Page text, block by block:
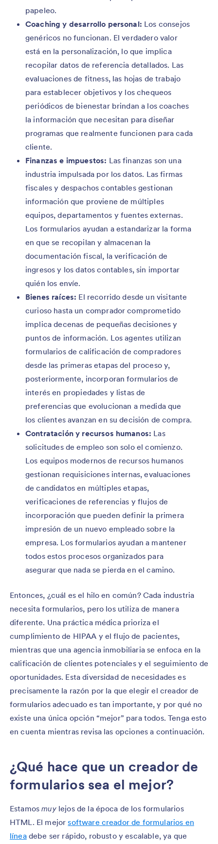
papeleo.
Coaching y desarrollo personal: Los consejos
genéricos no funcionan. El verdadero valor
está en la personalización, lo que implica
recopilar datos de referencia detallados. Las
evaluaciones de fitness, las hojas de trabajo
para establecer objetivos y los chequeos
periódicos de bienestar brindan a los coaches
la información que necesitan para diseñar
programas que realmente funcionen para cada
cliente.
Finanzas e impuestos: Las finanzas son una
industria impulsada por los datos. Las firmas
fiscales y despachos contables gestionan
información que proviene de múltiples
equipos, departamentos y fuentes externas.
Los formularios ayudan a estandarizar la forma
en que se recopilan y almacenan la
documentación fiscal, la verificación de
ingresos y los datos contables, sin importar
quién los envíe.
Bienes raíces: El recorrido desde un visitante
curioso hasta un comprador comprometido
implica decenas de pequeñas decisiones y
puntos de información. Los agentes utilizan
formularios de calificación de compradores
desde las primeras etapas del proceso y,
posteriormente, incorporan formularios de
interés en propiedades y listas de
preferencias que evolucionan a medida que
los clientes avanzan en su decisión de compra.
Contratación y recursos humanos: Las
solicitudes de empleo son solo el comienzo.
Los equipos modernos de recursos humanos
gestionan requisiciones internas, evaluaciones
de candidatos en múltiples etapas,
verificaciones de referencias y flujos de
incorporación que pueden definir la primera
impresión de un nuevo empleado sobre la
empresa. Los formularios ayudan a mantener
todos estos procesos organizados para
asegurar que nada se pierda en el camino.
Entonces, ¿cuál es el hilo en común? Cada industria
necesita formularios, pero los utiliza de manera
diferente. Una práctica médica prioriza el
cumplimiento de HIPAA y el flujo de pacientes,
mientras que una agencia inmobiliaria se enfoca en la
calificación de clientes potenciales y el seguimiento de
oportunidades. Esta diversidad de necesidades es
precisamente la razón por la que elegir el creador de
formularios adecuado es tan importante, y por qué no
existe una única opción “mejor” para todos. Tenga esto
en cuenta mientras revisa las opciones a continuación.
¿Qué hace que un creador de
formularios sea el mejor?
Estamosmuylejos de la época de los formularios
HTML. El mejorsoftware creador de formularios en
líneadebe ser rápido, robusto y escalable, ya que